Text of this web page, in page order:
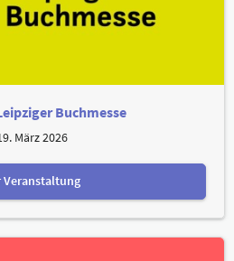
Buchmesse
März 2026
Veranstaltung